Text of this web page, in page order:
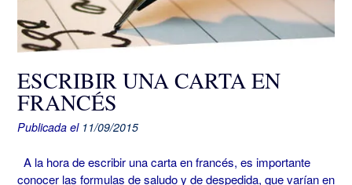
ESCRIBIR UNA CARTA EN
FRANCÉS
Publicada el 11/09/2015
A la hora de escribir una carta en francés, es importante
conocer las formulas de saludo y de despedida, que varían en